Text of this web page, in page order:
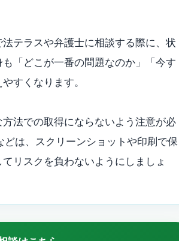
テラスや弁護士に相談する際に、状
「どこが一番の問題なのか」「今す
すくなります。
法での取得にならないよう注意が必
は、スクリーンショットや印刷で保
リスクを負わないようにしましょ